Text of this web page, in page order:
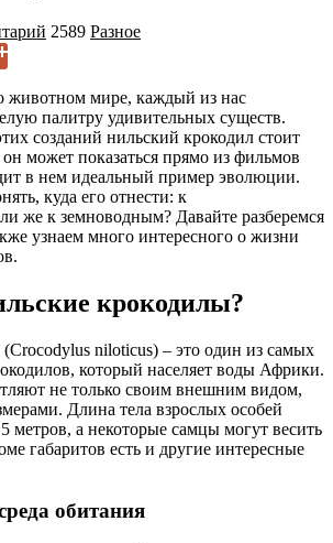
2589 Разное
животном мире, каждый из нас
палитру удивительных существ.
созданий нильский крокодил стоит
может показаться прямо из фильмов
в нем идеальный пример эволюции.
куда его отнести: к
же к земноводным? Давайте разберемся
узнаем много интересного о жизни
крокодилы?
niloticus) – это один из самых
который населяет воды Африки.
не только своим внешним видом,
Длина тела взрослых особей
метров, а некоторые самцы могут весить
габаритов есть и другие интересные
обитания